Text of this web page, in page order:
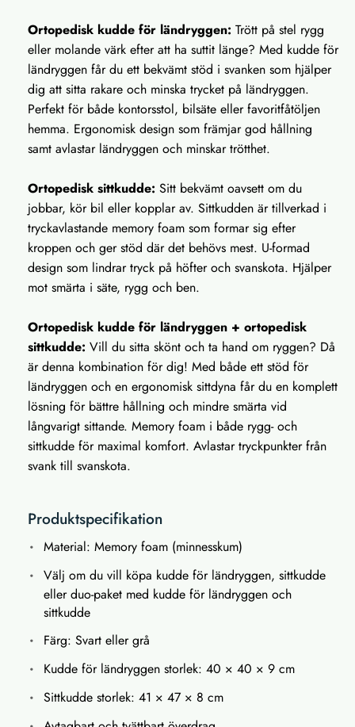
Ortopedisk kudde för ländryggen: Trött på stel rygg
eller molande värk efter att ha suttit länge? Med kudde för
ländryggen får du ett bekvämt stöd i svanken som hjälper
dig att sitta rakare och minska trycket på ländryggen.
Perfekt för både kontorsstol, bilsäte eller favoritfåtöljen
hemma. Ergonomisk design som främjar god hållning
samt avlastar ländryggen och minskar trötthet.
Ortopedisk sittkudde: Sitt bekvämt oavsett om du
jobbar, kör bil eller kopplar av. Sittkudden är tillverkad i
tryckavlastande memory foam som formar sig efter
kroppen och ger stöd där det behövs mest. U-formad
design som lindrar tryck på höfter och svanskota. Hjälper
mot smärta i säte, rygg och ben.
Ortopedisk kudde för ländryggen + ortopedisk
sittkudde: Vill du sitta skönt och ta hand om ryggen? Då
är denna kombination för dig! Med både ett stöd för
ländryggen och en ergonomisk sittdyna får du en komplett
lösning för bättre hållning och mindre smärta vid
långvarigt sittande. Memory foam i både rygg- och
sittkudde för maximal komfort. Avlastar tryckpunkter från
svank till svanskota.
Produktspecifikation
Material: Memory foam (minnesskum)
Välj om du vill köpa kudde för ländryggen, sittkudde
eller duo-paket med kudde för ländryggen och
sittkudde
Färg: Svart eller grå
Kudde för ländryggen storlek: 40 × 40 × 9 cm
Sittkudde storlek: 41 × 47 × 8 cm